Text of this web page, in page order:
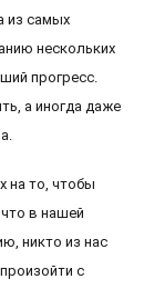
из самых
нескольких
прогресс.
а иногда даже
на то, чтобы
в нашей
никто из нас
с